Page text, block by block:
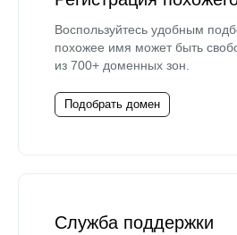
Воспользуйтесь удобным
похожее имя может быть
из 700+ доменных зон.
Подобрать домен
Служба поддержки